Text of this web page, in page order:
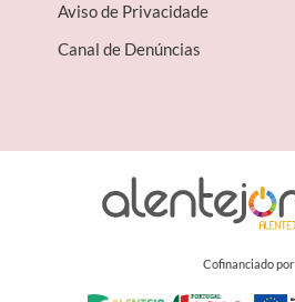
Aviso de Privacidade
Canal de Denúncias
Cofinanciado por